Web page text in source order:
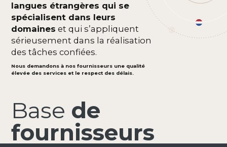
langues étrangères qui se
spécialisent dans leurs
domaines et qui s’appliquent
sérieusement dans la réalisation
des tâches confiées.
Nous demandons à nos fournisseurs une qualité
élevée des services et le respect des délais.
Base de
fournisseurs